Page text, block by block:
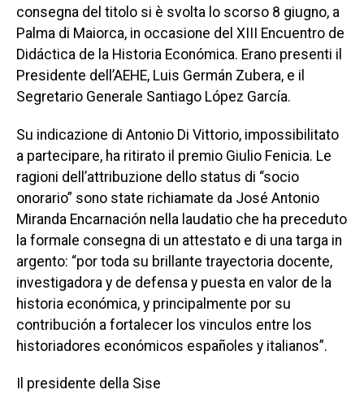
consegna del titolo si è svolta lo scorso 8 giugno, a
Palma di Maiorca, in occasione del XIII Encuentro de
Didáctica de la Historia Económica. Erano presenti il
Presidente dell’AEHE, Luis Germán Zubera, e il
Segretario Generale Santiago López García.
Su indicazione di Antonio Di Vittorio, impossibilitato
a partecipare, ha ritirato il premio Giulio Fenicia. Le
ragioni dell’attribuzione dello status di “socio
onorario” sono state richiamate da José Antonio
Miranda Encarnación nella laudatio che ha preceduto
la formale consegna di un attestato e di una targa in
argento: “por toda su brillante trayectoria docente,
investigadora y de defensa y puesta en valor de la
historia económica, y principalmente por su
contribución a fortalecer los vinculos entre los
historiadores económicos españoles y italianos”.
Il presidente della Sise